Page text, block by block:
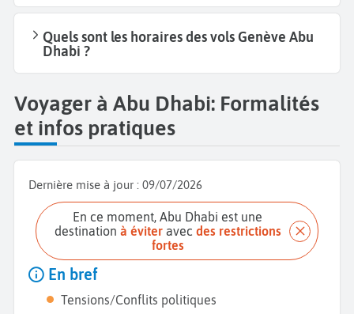
Quels sont les horaires des vols Genève Abu
Dhabi ?
Voyager à Abu Dhabi: Formalités
et infos pratiques
Dernière mise à jour : 09/07/2026
En ce moment, Abu Dhabi est une
destination à éviteravec des restrictions
fortes
En bref
Tensions/Conflits politiques